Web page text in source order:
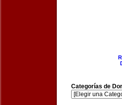
Categorías de